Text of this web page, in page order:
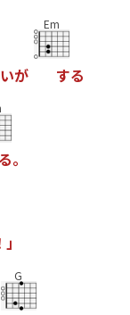
いが
Em
する
る。
」
G